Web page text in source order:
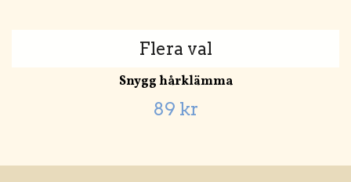
Flera val
Snygg hårklämma
89 kr